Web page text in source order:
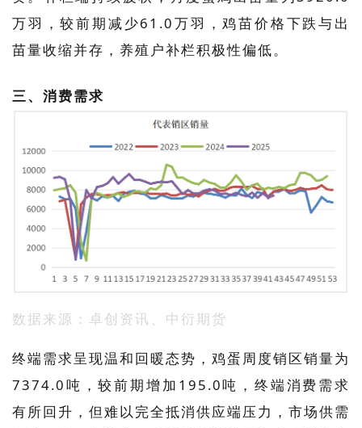
万羽，较前期减少61.0万羽，鸡苗价格下跌与出
苗量收缩并存，养殖户补栏积极性偏低。
三、消费需求
数据来源：卓创资讯、中衍期货
终端需求呈现温和回暖态势，鸡蛋周度销区销量为
7374.0吨，较前期增加195.0吨，终端消费需求
有所回升，但难以完全抵消供应端压力，市场供需